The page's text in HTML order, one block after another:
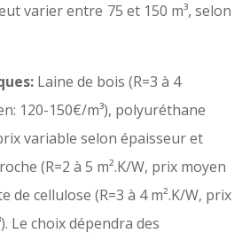
varier entre 75 et 150 m³, selon
Laine de bois (R=3 à 4
120-150€/m³), polyuréthane
variable selon épaisseur et
(R=2 à 5 m².K/W, prix moyen
de cellulose (R=3 à 4 m².K/W, prix
Le choix dépendra des